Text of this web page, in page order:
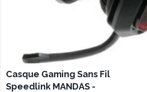
Casque Gaming Sans Fil
Speedlink MANDAS -